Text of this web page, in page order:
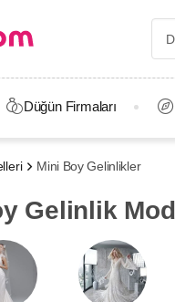
Düğün Firmaları
Mini Boy Gelinlikler
Gelinlik